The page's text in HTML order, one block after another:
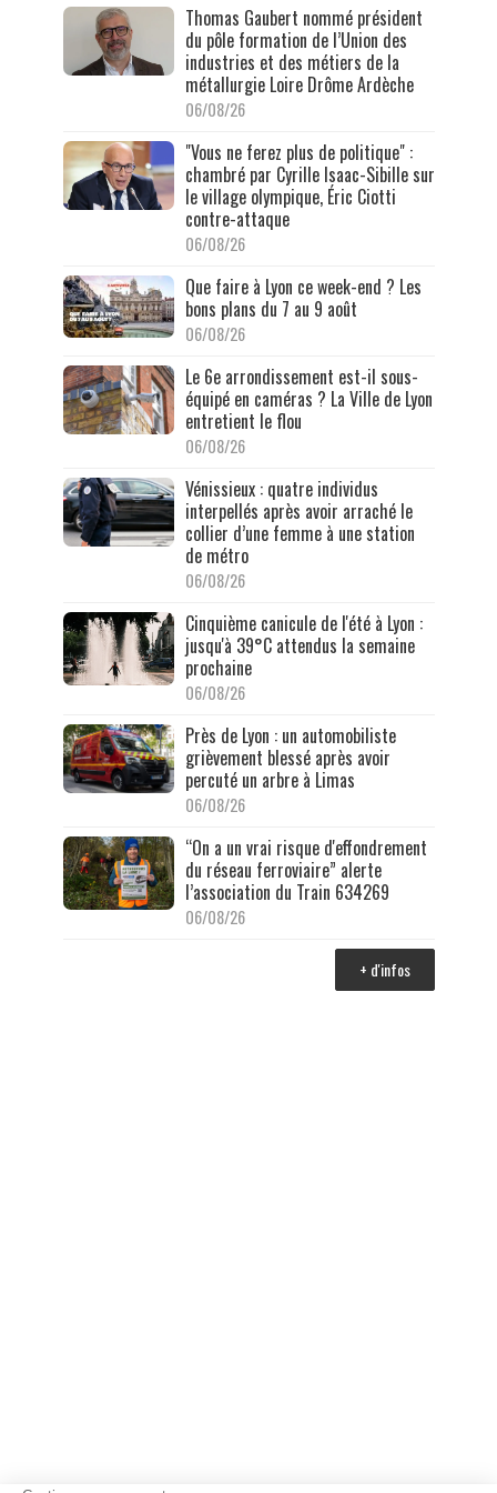
Thomas Gaubert nommé président
du pôle formation de l’Union des
industries et des métiers de la
métallurgie Loire Drôme Ardèche
06/08/26
"Vous ne ferez plus de politique" :
chambré par Cyrille Isaac-Sibille sur
le village olympique, Éric Ciotti
contre-attaque
06/08/26
Que faire à Lyon ce week-end ? Les
bons plans du 7 au 9 août
06/08/26
Le 6e arrondissement est-il sous-
équipé en caméras ? La Ville de Lyon
entretient le flou
06/08/26
Vénissieux : quatre individus
interpellés après avoir arraché le
collier d’une femme à une station
de métro
06/08/26
Cinquième canicule de l'été à Lyon :
jusqu'à 39°C attendus la semaine
prochaine
06/08/26
Près de Lyon : un automobiliste
grièvement blessé après avoir
percuté un arbre à Limas
06/08/26
“On a un vrai risque d'effondrement
du réseau ferroviaire” alerte
l’association du Train 634269
06/08/26
+ d'infos